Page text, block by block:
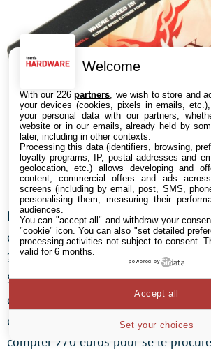
Pour finir, quoi de plus logique que
disque dur par un SSD dans notre
? La série Phoenix de G.Skill s’appuie
SandForce SF-1200 pour assurer de
d’excellentes performances E/S ainsi
consommation très faible. Il faut tout
compter 270 euros pour se le
Welcome
With our 226partners , we wish to store and
your devices (cookies, pixels in emails,
your personal data with our partners,
website or in our emails, already held by
later, including in other contexts.
Processing this data (identifiers, browsing,
loyalty programs, IP, postal addresses and
geolocation, etc.) allows developing and
content, commercial offers and ads
screens (including by email, post, SMS,
personalising them, measuring their
audiences.
You can "accept all" and withdraw your
"cookie" icon. You can also "set detailed
processing activities not subject to consent.
valid for 6 months.
powered by
Set your choices
Accept all